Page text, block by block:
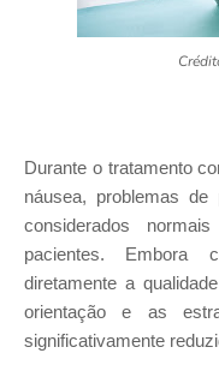
Durante o tratamento
náusea, problemas
considerados
pacientes. Embora
diretamente a
orientação e as
significativamente